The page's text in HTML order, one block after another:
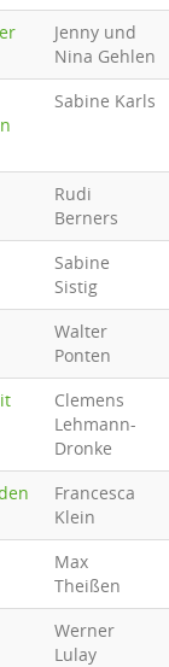
Jenny und
Nina Gehlen
Sabine Karls
Rudi
Berners
Sabine
Sistig
Walter
Ponten
Clemens
Lehmann-
Dronke
Francesca
Klein
Max
Theißen
Werner
Lulay